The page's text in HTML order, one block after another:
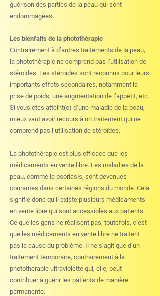
guérison des parties de la peau qui sont
endommagées.
Les bienfaits de la photothérapie
Contrairement à d’autres traitements de la peau,
la photothérapie ne comprend pas l’utilisation de
stéroïdes. Les stéroïdes sont reconnus pour leurs
importants effets secondaires, notamment la
prise de poids, une augmentation de l’appétit, etc.
Si vous êtes atteint(e) d’une maladie de la peau,
mieux vaut avoir recours à un traitement qui ne
comprend pas l’utilisation de stéroïdes.
La photothérapie est plus efficace que les
médicaments en vente libre. Les maladies de la
peau, comme le psoriasis, sont devenues
courantes dans certaines régions du monde. Cela
signifie donc qu’il existe plusieurs médicaments
en vente libre qui sont accessibles aux patients.
Ce que les gens ne réalisent pas, toutefois, c’est
que les médicaments en vente libre ne traitent
pas la cause du problème. Il ne s’agit que d’un
traitement temporaire, contrairement à la
photothérapie ultraviolette qui, elle, peut
contribuer à guérir les patients de manière
permanente.